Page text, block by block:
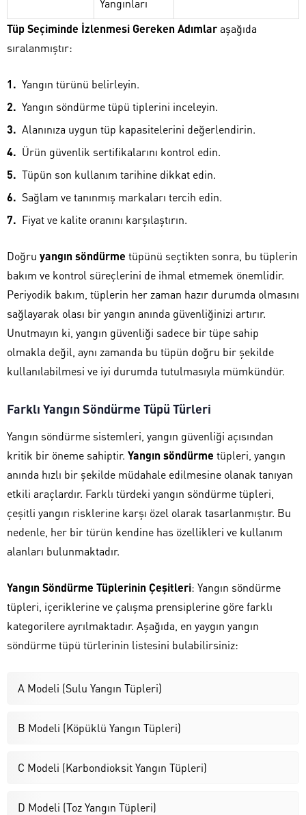
Yangınları
Tüp Seçiminde İzlenmesi Gereken Adımlaraşağıda
sıralanmıştır:
Yangın türünü belirleyin.
Yangın söndürme tüpü tiplerini inceleyin.
Alanınıza uygun tüp kapasitelerini değerlendirin.
Ürün güvenlik sertifikalarını kontrol edin.
Tüpün son kullanım tarihine dikkat edin.
Sağlam ve tanınmış markaları tercih edin.
Fiyat ve kalite oranını karşılaştırın.
Doğru yangın söndürme tüpünü seçtikten sonra, bu tüplerin
bakım ve kontrol süreçlerini de ihmal etmemek önemlidir.
Periyodik bakım, tüplerin her zaman hazır durumda olmasını
sağlayarak olası bir yangın anında güvenliğinizi artırır.
Unutmayın ki, yangın güvenliği sadece bir tüpe sahip
olmakla değil, aynı zamanda bu tüpün doğru bir şekilde
kullanılabilmesi ve iyi durumda tutulmasıyla mümkündür.
Farklı Yangın Söndürme Tüpü Türleri
Yangın söndürme sistemleri, yangın güvenliği açısından
kritik bir öneme sahiptir. Yangın söndürme tüpleri, yangın
anında hızlı bir şekilde müdahale edilmesine olanak tanıyan
etkili araçlardır. Farklı türdeki yangın söndürme tüpleri,
çeşitli yangın risklerine karşı özel olarak tasarlanmıştır. Bu
nedenle, her bir türün kendine has özellikleri ve kullanım
alanları bulunmaktadır.
Yangın Söndürme Tüplerinin Çeşitleri: Yangın söndürme
tüpleri, içeriklerine ve çalışma prensiplerine göre farklı
kategorilere ayrılmaktadır. Aşağıda, en yaygın yangın
söndürme tüpü türlerinin listesini bulabilirsiniz:
A Modeli (Sulu Yangın Tüpleri)
B Modeli (Köpüklü Yangın Tüpleri)
C Modeli (Karbondioksit Yangın Tüpleri)
D Modeli (Toz Yangın Tüpleri)